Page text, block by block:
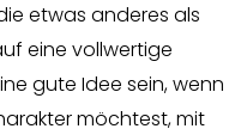
etwas anderes als
eine vollwertige
gute Idee sein, wenn
möchtest, mit